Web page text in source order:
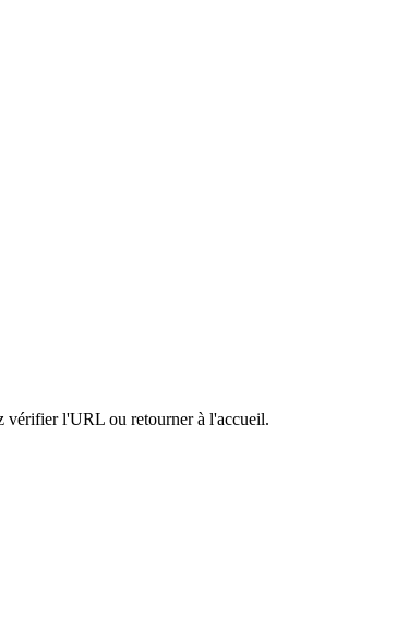
vérifier l'URL ou retourner à l'accueil.